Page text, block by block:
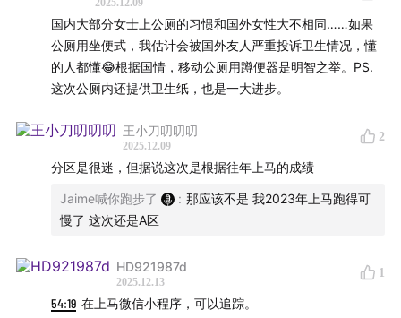
01:05:25法国巴黎的温叔
01:09:16挪威的猪爸爸（参与了上马的前前后后，就是没
2025.12.09
国内大部分女士上公厕的习惯和国外女性大不相同……如果
公厕用坐便式，我估计会被国外友人严重投诉卫生情况，懂
的人都懂😂根据国情，移动公厕用蹲便器是明智之举。PS.
这次公厕内还提供卫生纸，也是一大进步。
王小刀叨叨叨
2025.12.09
2
分区是很迷，但据说这次是根据往年上马的成绩
Jaime喊你跑步了 : 那应该不是 我2023年上马跑得可
慢了 这次还是A区
HD921987d
2025.12.13
1
54:19 在上马微信小程序，可以追踪。